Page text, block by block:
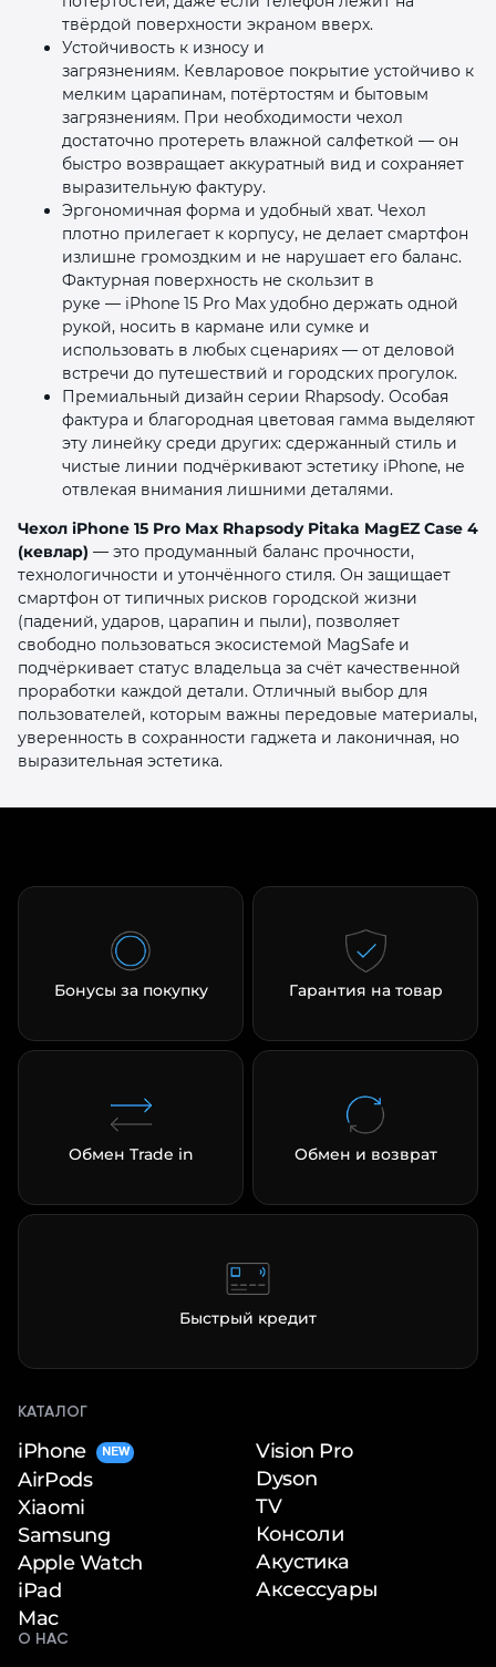
твёрдой поверхности экраном вверх.
Устойчивость к износу и
загрязнениям. Кевларовое покрытие устойчиво к
мелким царапинам, потёртостям и бытовым
загрязнениям. При необходимости чехол
достаточно протереть влажной салфеткой — он
быстро возвращает аккуратный вид и сохраняет
выразительную фактуру.
Эргономичная форма и удобный хват. Чехол
плотно прилегает к корпусу, не делает смартфон
излишне громоздким и не нарушает его баланс.
Фактурная поверхность не скользит в
руке — iPhone 15 Pro Max удобно держать одной
рукой, носить в кармане или сумке и
использовать в любых сценариях — от деловой
встречи до путешествий и городских прогулок.
Премиальный дизайн серии Rhapsody. Особая
фактура и благородная цветовая гамма выделяют
эту линейку среди других: сдержанный стиль и
чистые линии подчёркивают эстетику iPhone, не
отвлекая внимания лишними деталями.
Чехол iPhone 15 Pro Max Rhapsody Pitaka MagEZ Case 4
(кевлар) — это продуманный баланс прочности,
технологичности и утончённого стиля. Он защищает
смартфон от типичных рисков городской жизни
(падений, ударов, царапин и пыли), позволяет
свободно пользоваться экосистемой MagSafe и
подчёркивает статус владельца за счёт качественной
проработки каждой детали. Отличный выбор для
пользователей, которым важны передовые материалы,
уверенность в сохранности гаджета и лаконичная, но
выразительная эстетика.
Бонусы за покупку Гарантия на товар
Обмен Trade in Обмен и возврат
Быстрый кредит
КАТАЛОГ
iPhone NEW
AirPods
Xiaomi
Samsung
Apple Watch
iPad
Mac
Vision Pro
Dyson
TV
Консоли
Акустика
Аксессуары
О НАС